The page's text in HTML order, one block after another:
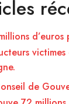
d’euros
victimes
de